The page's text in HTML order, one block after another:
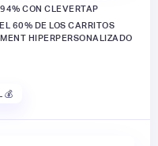
CON CLEVERTAP
60% DE LOS CARRITOS
HIPERPERSONALIZADO
💰